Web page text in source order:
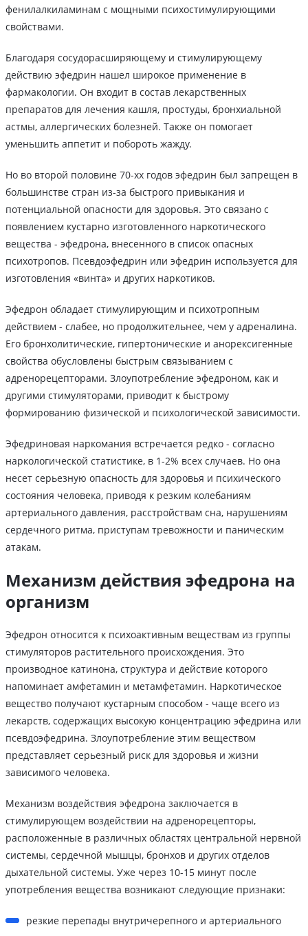
фенилалкиламинам с мощными психостимулирующими
свойствами.
Благодаря сосудорасширяющему и стимулирующему
действию эфедрин нашел широкое применение в
фармакологии. Он входит в состав лекарственных
препаратов для лечения кашля, простуды, бронхиальной
астмы, аллергических болезней. Также он помогает
уменьшить аппетит и побороть жажду.
Но во второй половине 70-хх годов эфедрин был запрещен в
большинстве стран из-за быстрого привыкания и
потенциальной опасности для здоровья. Это связано с
появлением кустарно изготовленного наркотического
вещества - эфедрона, внесенного в список опасных
психотропов. Псевдоэфедрин или эфедрин используется для
изготовления «винта» и других наркотиков.
Эфедрон обладает стимулирующим и психотропным
действием - слабее, но продолжительнее, чем у адреналина.
Его бронхолитические, гипертонические и анорексигенные
свойства обусловлены быстрым связыванием с
адренорецепторами. Злоупотребление эфедроном, как и
другими стимуляторами, приводит к быстрому
формированию физической и психологической зависимости.
Эфедриновая наркомания встречается редко - согласно
наркологической статистике, в 1-2% всех случаев. Но она
несет серьезную опасность для здоровья и психического
состояния человека, приводя к резким колебаниям
артериального давления, расстройствам сна, нарушениям
сердечного ритма, приступам тревожности и паническим
атакам.
Механизм действия эфедрона на
организм
Эфедрон относится к психоактивным веществам из группы
стимуляторов растительного происхождения. Это
производное катинона, структура и действие которого
напоминает амфетамин и метамфетамин. Наркотическое
вещество получают кустарным способом - чаще всего из
лекарств, содержащих высокую концентрацию эфедрина или
псевдоэфедрина. Злоупотребление этим веществом
представляет серьезный риск для здоровья и жизни
зависимого человека.
Механизм воздействия эфедрона заключается в
стимулирующем воздействии на адренорецепторы,
расположенные в различных областях центральной нервной
системы, сердечной мышцы, бронхов и других отделов
дыхательной системы. Уже через 10-15 минут после
употребления вещества возникают следующие признаки:
резкие перепады внутричерепного и артериального